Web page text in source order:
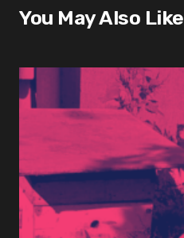
You May Also Like